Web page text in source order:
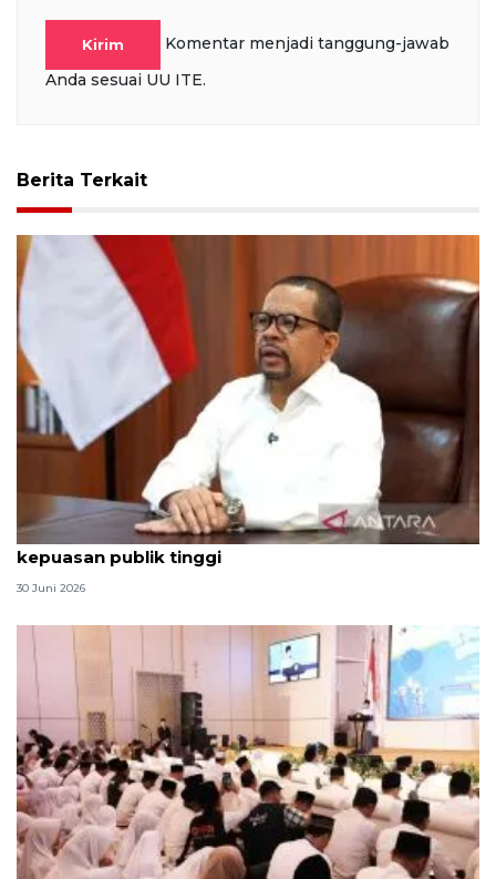
Kirim
Komentar menjadi tanggung-jawab
Anda sesuai UU ITE.
Berita Terkait
Qodari: Pemerintah tak puas diri meski tingkat
kepuasan publik tinggi
30 Juni 2026